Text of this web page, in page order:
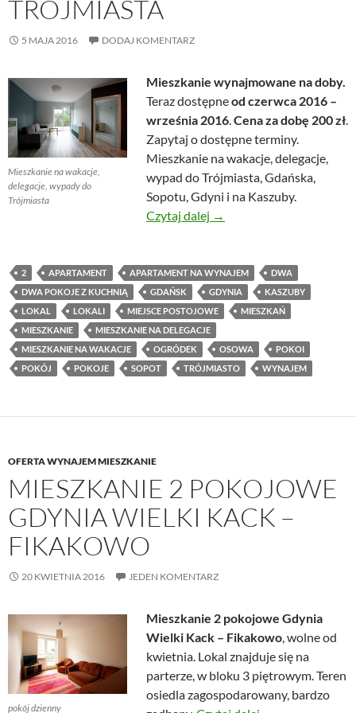
TRÓJMIASTA
5 MAJA 2016 DODAJ KOMENTARZ
Mieszkanie na wakacje,
delegacje, wypady do
Trójmiasta
Mieszkanie wynajmowane na doby.
Teraz dostępneod czerwca 2016 –
września 2016.Cena za dobę 200 zł.
Zapytaj o dostępne terminy.
Mieszkanie na wakacje, delegacje,
wypad do Trójmiasta, Gdańska,
Sopotu, Gdyni i na Kaszuby.
Czytaj dalej Mieszkanie na wakacje,
→
2 APARTAMENT APARTAMENT NA WYNAJEM
DWA
DWA POKOJE Z KUCHNIĄ
GDAŃSK GDYNIA
KASZUBY
LOKAL
LOKALI MIEJSCE POSTOJOWE
MIESZKAŃ
MIESZKANIE
MIESZKANIE NA DELEGACJE
MIESZKANIE NA WAKACJE
OGRÓDEK OSOWA
POKOI
POKÓJ
POKOJE SOPOT TRÓJMIASTO WYNAJEM
OFERTA WYNAJEM MIESZKANIE
MIESZKANIE 2 POKOJOWE
GDYNIA WIELKI KACK –
FIKAKOWO
20 KWIETNIA 2016 JEDEN KOMENTARZ
pokój dzienny
Mieszkanie 2 pokojowe Gdynia
Wielki Kack – Fikakowo, wolne od
kwietnia. Lokal znajduje się na
parterze, w bloku 3 piętrowym. Teren
osiedla zagospodarowany, bardzo